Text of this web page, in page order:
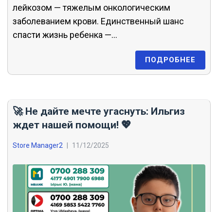
лейкозом — тяжелым онкологическим
заболеванием крови. Единственный шанс
спасти жизнь ребенка —...
ПОДРОБНЕЕ
🚀 Не дайте мечте угаснуть: Ильгиз
ждет нашей помощи! 💖
Store Manager2 | 11/12/2025